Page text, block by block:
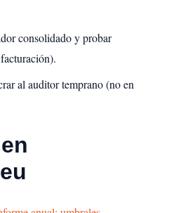
consolidado y probar
al auditor temprano (no en